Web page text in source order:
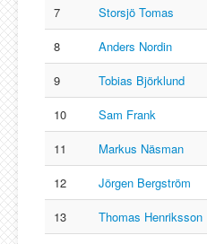
7
Storsjö Tomas
8
Anders Nordin
9
Tobias Björklund
10
Sam Frank
11
Markus Näsman
12
Jörgen Bergström
13
Thomas Henriksson